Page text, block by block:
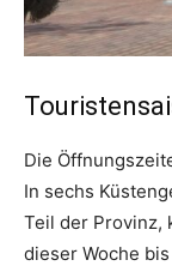
Die
In sechs
Teil der Provinz,
dieser Woche